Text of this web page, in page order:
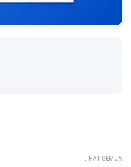
BEDAH TUNTAS
LIHAT SEMUA